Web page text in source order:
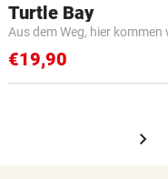
Turtle Bay
Aus dem Weg, hier kommen
€19,90
chevron_right